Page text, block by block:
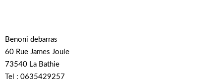
Benoni debarras
60 Rue James Joule
73540 La Bathie
Tel : 0635429257